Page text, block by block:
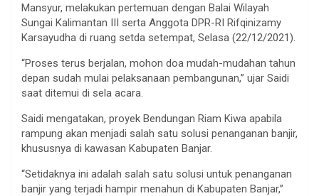
Mansyur, melakukan pertemuan dengan Balai Wilayah
Sungai Kalimantan III serta Anggota DPR-RI Rifqinizamy
Karsayudha di ruang setda setempat, Selasa (22/12/2021).
“Proses terus berjalan, mohon doa mudah-mudahan tahun
depan sudah mulai pelaksanaan pembangunan,” ujar Saidi
saat ditemui di sela acara.
Saidi mengatakan, proyek Bendungan Riam Kiwa apabila
rampung akan menjadi salah satu solusi penanganan banjir,
khususnya di kawasan Kabupaten Banjar.
“Setidaknya ini adalah salah satu solusi untuk penanganan
banjir yang terjadi hampir menahun di Kabupaten Banjar,”